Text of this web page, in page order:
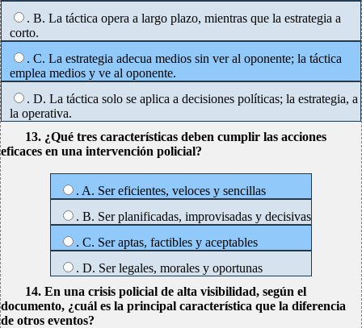
. B. La táctica opera a largo plazo, mientras que la estrategia a
corto.
. C. La estrategia adecua medios sin ver al oponente; la táctica
emplea medios y ve al oponente.
. D. La táctica solo se aplica a decisiones políticas; la estrategia, a
la operativa.
13. ¿Qué tres características deben cumplir las acciones
eficaces en una intervención policial?
. A. Ser eficientes, veloces y sencillas
. B. Ser planificadas, improvisadas y decisivas
. C. Ser aptas, factibles y aceptables
. D. Ser legales, morales y oportunas
14. En una crisis policial de alta visibilidad, según el
documento, ¿cuál es la principal característica que la diferencia
de otros eventos?